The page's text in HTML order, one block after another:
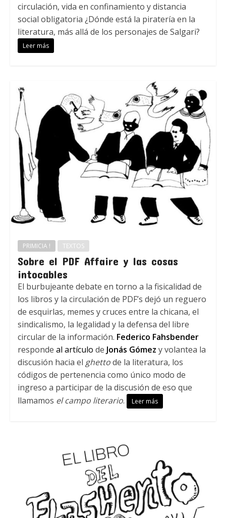
circulación, vida en confinamiento y distancia
social obligatoria ¿Dónde está la piratería en la
literatura, más allá de los personajes de Salgari?
Leer más
PRIMICIA ! TEXTOS
Sobre el PDF Affaire y las cosas
intocables
El burbujeante debate en torno a la fisicalidad de
los libros y la circulación de PDF’s dejó un reguero
de esquirlas, memes y cruces entre la chicana, el
sindicalismo, la legalidad y la defensa del libre
circular de la información. Federico Fahsbender
responde al artículo de Jonás Gómez y volantea la
discusión hacia el ghettode la literatura, los
códigos de pertenencia como único modo de
ingreso a participar de la discusión de eso que
llamamos el campo literario. Leer más